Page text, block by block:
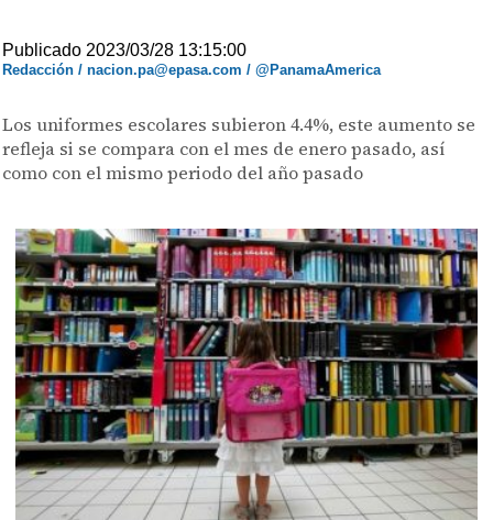
Publicado 2023/03/28 13:15:00
Redacción / nacion.pa@epasa.com / @PanamaAmerica
Los uniformes escolares subieron 4.4%, este aumento se
refleja si se compara con el mes de enero pasado, así
como con el mismo periodo del año pasado